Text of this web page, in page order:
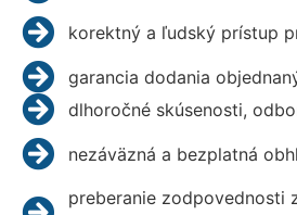
korektný a ľudský prístup
garancia dodania
dlhoročné skúsenosti,
nezáväzná a bezplatná
preberanie zodpovednosti